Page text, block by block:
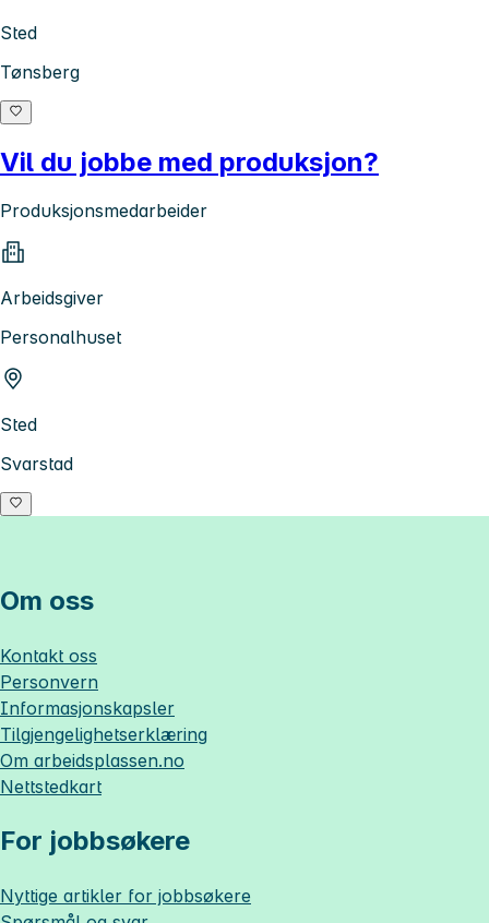
Sted
Tønsberg
Vil du jobbe med produksjon?
Produksjonsmedarbeider
Arbeidsgiver
Personalhuset
Sted
Svarstad
Om oss
Kontakt oss
Personvern
Informasjonskapsler
Tilgjengelighetserklæring
Om arbeidsplassen.no
Nettstedkart
For jobbsøkere
Nyttige artikler for jobbsøkere